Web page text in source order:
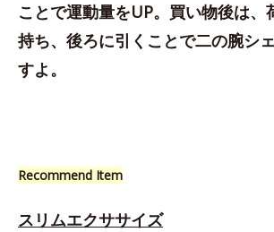
ことで運動量をUP。買い物後は、
持ち、後ろに引くことで二の腕シ
すよ。
Recommend Item
スリムエクササイズ